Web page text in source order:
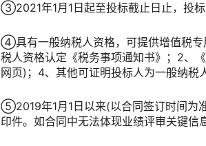
③2021年1月1日起至投标截止日止，投标
④具有一般纳税人资格，可提供增值税专
税人资格认定《税务事项通知书》；2、
网页)；4、其他可证明投标人为一般纳税
⑤2019年1月1日以来(以合同签订时间为
印件。如合同中无法体现业绩评审关键信